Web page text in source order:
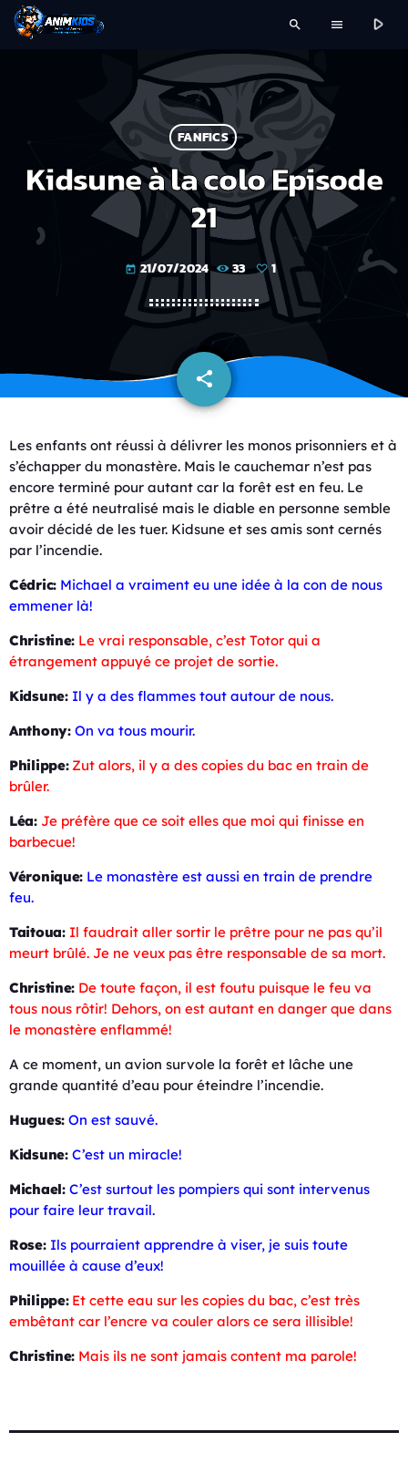
search menu play_arrow
FANFICS
Kidsune à la colo Episode
21
today 21/07/2024 33 1
share
email
Les enfants ont réussi à délivrer les monos prisonniers et à
s’échapper du monastère. Mais le cauchemar n’est pas
encore terminé pour autant car la forêt est en feu. Le
prêtre a été neutralisé mais le diable en personne semble
avoir décidé de les tuer. Kidsune et ses amis sont cernés
par l’incendie.
Cédric: Michael a vraiment eu une idée à la con de nous
emmener là!
Christine: Le vrai responsable, c’est Totor qui a
étrangement appuyé ce projet de sortie.
Kidsune: Il y a des flammes tout autour de nous.
Anthony: On va tous mourir.
Philippe: Zut alors, il y a des copies du bac en train de
brûler.
Léa: Je préfère que ce soit elles que moi qui finisse en
barbecue!
Véronique: Le monastère est aussi en train de prendre
feu.
Taitoua: Il faudrait aller sortir le prêtre pour ne pas qu’il
meurt brûlé. Je ne veux pas être responsable de sa mort.
Christine: De toute façon, il est foutu puisque le feu va
tous nous rôtir! Dehors, on est autant en danger que dans
le monastère enflammé!
A ce moment, un avion survole la forêt et lâche une
grande quantité d’eau pour éteindre l’incendie.
Hugues: On est sauvé.
Kidsune: C’est un miracle!
Michael: C’est surtout les pompiers qui sont intervenus
pour faire leur travail.
Rose: Ils pourraient apprendre à viser, je suis toute
mouillée à cause d’eux!
Philippe: Et cette eau sur les copies du bac, c’est très
embêtant car l’encre va couler alors ce sera illisible!
Christine: Mais ils ne sont jamais content ma parole!